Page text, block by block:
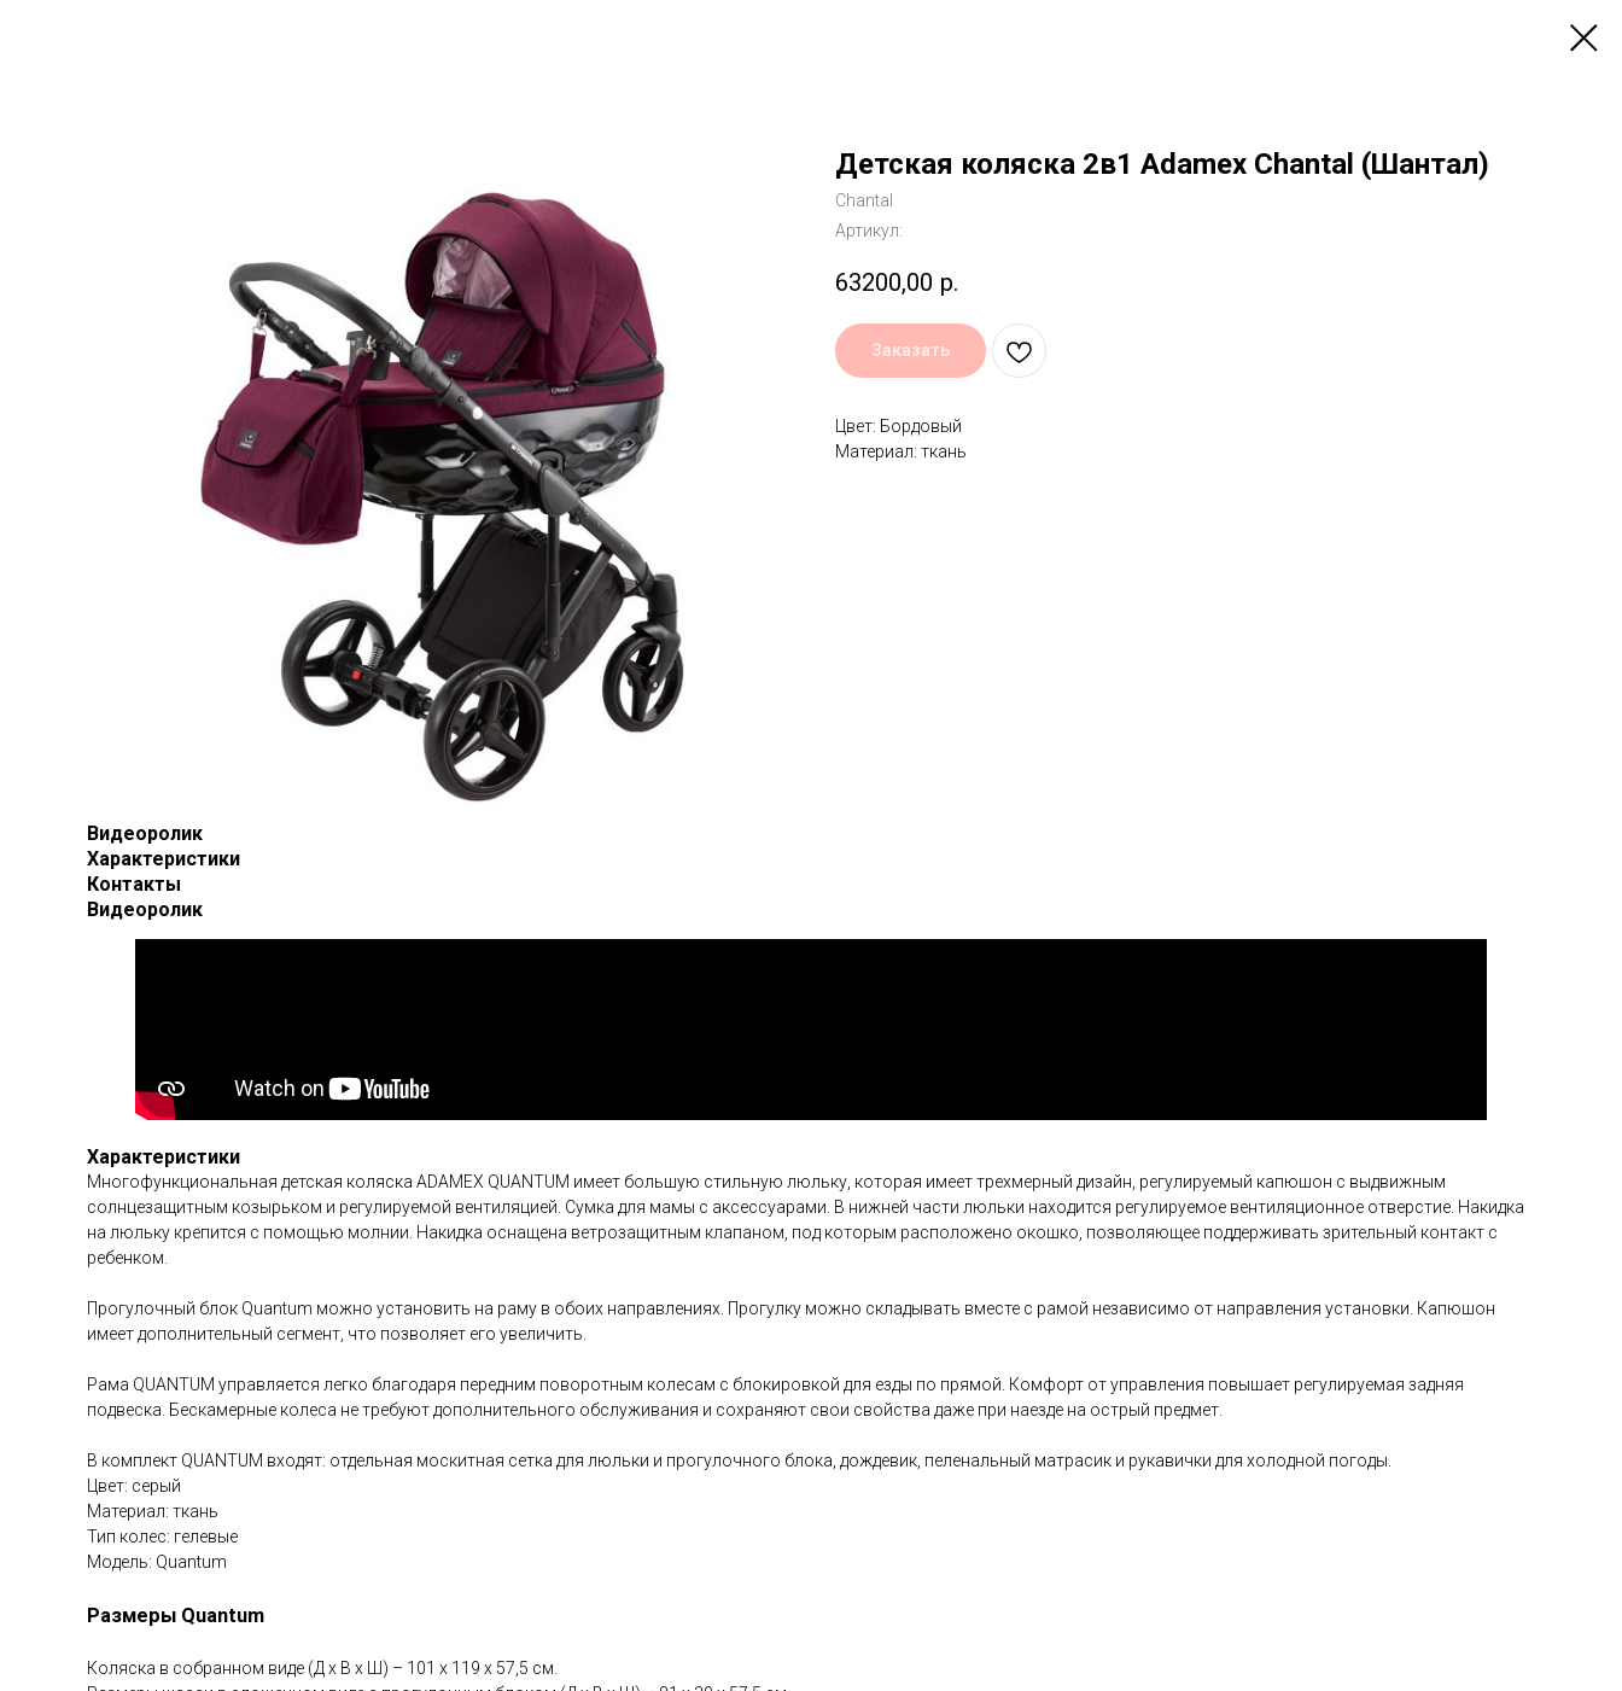
Детская коляска 2в1 Adamex Chantal (Шантал)
Chantal
Артикул:
63200,00 р.
Заказать
Цвет: Бордовый
Материал: ткань
Видеоролик
Характеристики
Контакты
Видеоролик
Характеристики
Многофункциональная детская коляска ADAMEX QUANTUM имеет большую стильную люльку, которая имеет трехмерный дизайн, регулируемый капюшон с выдвижным
солнцезащитным козырьком и регулируемой вентиляцией. Сумка для мамы с аксессуарами. В нижней части люльки находится регулируемое вентиляционное отверстие. Накидка
на люльку крепится с помощью молнии. Накидка оснащена ветрозащитным клапаном, под которым расположено окошко, позволяющее поддерживать зрительный контакт с
ребенком.
Прогулочный блок Quantum можно установить на раму в обоих направлениях. Прогулку можно складывать вместе с рамой независимо от направления установки. Капюшон
имеет дополнительный сегмент, что позволяет его увеличить.
Рама QUANTUM управляется легко благодаря передним поворотным колесам с блокировкой для езды по прямой. Комфорт от управления повышает регулируемая задняя
подвеска. Бескамерные колеса не требуют дополнительного обслуживания и сохраняют свои свойства даже при наезде на острый предмет.
В комплект QUANTUM входят: отдельная москитная сетка для люльки и прогулочного блока, дождевик, пеленальный матрасик и рукавички для холодной погоды.
Цвет: серый
Материал: ткань
Тип колес: гелевые
Модель: Quantum
Размеры Quantum
Коляска в собранном виде (Д х В х Ш) – 101 х 119 х 57,5 см.